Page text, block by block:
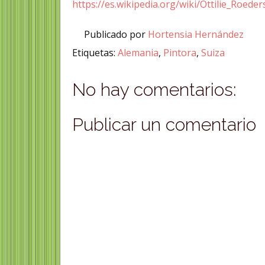
https://es.wikipedia.org/wiki/
Publicado por Hortensia Hernández
Etiquetas:Alemania, Pintora,Suiza
No hay comentarios:
Publicar un comentario